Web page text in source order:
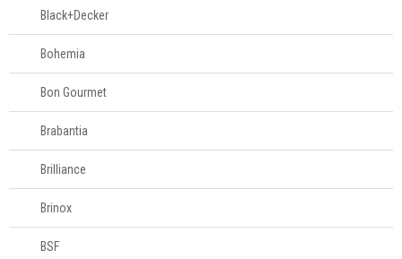
Acessórios para
servir
Churrasco
Linha infantil
Panelas
Eletros
Black+Decker
Bohemia
Bon Gourmet
Brabantia
Brilliance
Brinox
BSF